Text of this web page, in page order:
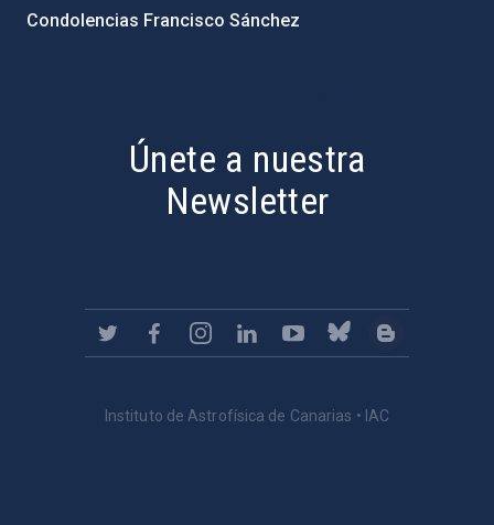
Condolencias Francisco Sánchez
Únete a nuestra
Newsletter
Instituto de Astrofísica de Canarias • IAC